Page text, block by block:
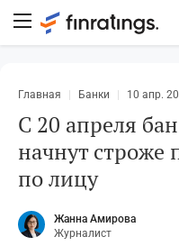
Главная Банки 10 апр.
С 20 апреля
начнут строже
по лицу
Жанна Амирова
Журналист